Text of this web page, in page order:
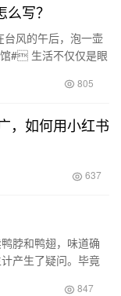
写？
台风的午后，泡一壶
# 生活不仅仅是眼
805
，如何用小红书
637
脖和鸭翅，味道确
产生了疑问。毕竟
847